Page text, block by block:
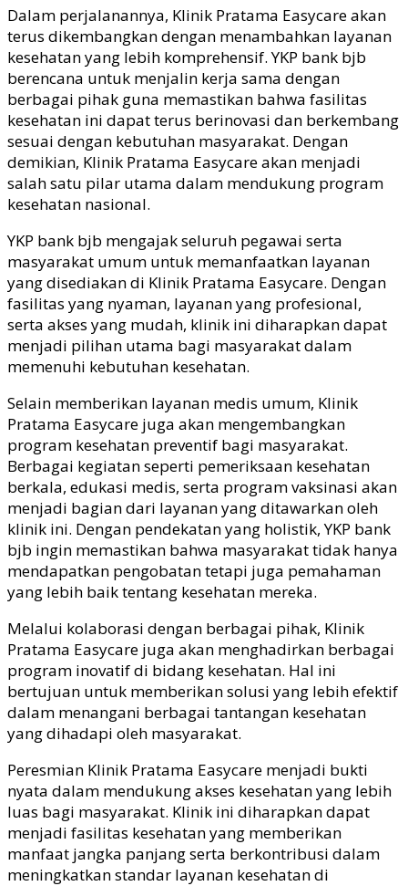
Dalam perjalanannya, Klinik Pratama Easycare akan
terus dikembangkan dengan menambahkan layanan
kesehatan yang lebih komprehensif.YKP bank bjb
berencana untuk menjalin kerja sama dengan
berbagai pihak guna memastikan bahwa fasilitas
kesehatan ini dapat terus berinovasi dan berkembang
sesuai dengan kebutuhan masyarakat. Dengan
demikian, Klinik Pratama Easycare akan menjadi
salah satu pilar utama dalam mendukung program
kesehatan nasional.
YKP bank bjb mengajak seluruh pegawai serta
masyarakat umum untuk memanfaatkan layanan
yang disediakan di Klinik Pratama Easycare. Dengan
fasilitas yang nyaman, layanan yang profesional,
serta akses yang mudah, klinik ini diharapkan dapat
menjadi pilihan utama bagi masyarakat dalam
memenuhi kebutuhan kesehatan.
Selain memberikan layanan medis umum, Klinik
Pratama Easycare juga akan mengembangkan
program kesehatan preventif bagi masyarakat.
Berbagai kegiatan seperti pemeriksaan kesehatan
berkala, edukasi medis, serta program vaksinasi akan
menjadi bagian dari layanan yang ditawarkan oleh
klinik ini. Dengan pendekatan yang holistik,YKP bank
bjb ingin memastikan bahwa masyarakat tidak hanya
mendapatkan pengobatan tetapi juga pemahaman
yang lebih baik tentang kesehatan mereka.
Melalui kolaborasi dengan berbagai pihak, Klinik
Pratama Easycare juga akan menghadirkan berbagai
program inovatif di bidang kesehatan. Hal ini
bertujuan untuk memberikan solusi yang lebih efektif
dalam menangani berbagai tantangan kesehatan
yang dihadapi oleh masyarakat.
Peresmian Klinik Pratama Easycare menjadi bukti
nyata dalam mendukung akses kesehatan yang lebih
luas bagi masyarakat. Klinik ini diharapkan dapat
menjadi fasilitas kesehatan yang memberikan
manfaat jangka panjang serta berkontribusi dalam
meningkatkan standar layanan kesehatan di